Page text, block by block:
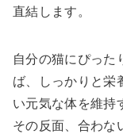
直結します。
自分の猫にぴった
ば、しっかりと栄
い元気な体を維持
その反面、合わな